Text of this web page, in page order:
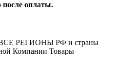
после оплаты.
ВСЕ РЕГИОНЫ РФ и страны
Компании Товары